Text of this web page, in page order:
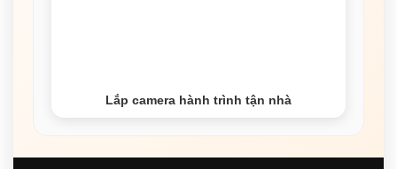
Lắp camera hành trình tận nhà